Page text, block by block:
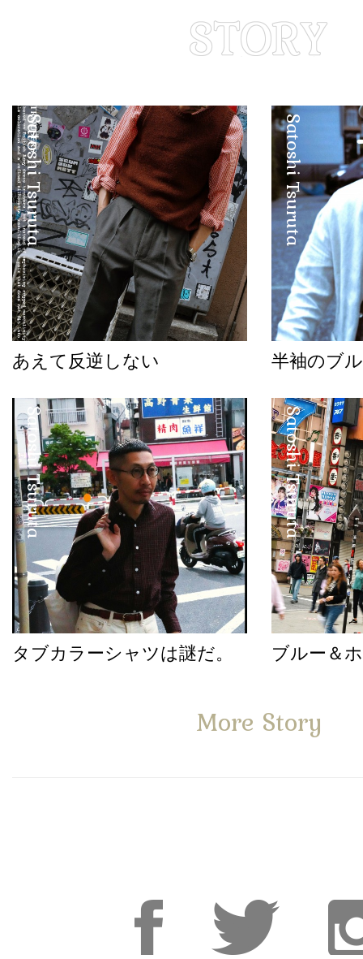
Satoshi Tsuruta
あえて反逆しない
Satoshi Tsuruta
半袖のブ
Satoshi Tsuruta
タブカラーシャツは謎だ。
Satoshi Tsuruta
ブルー＆
More Story